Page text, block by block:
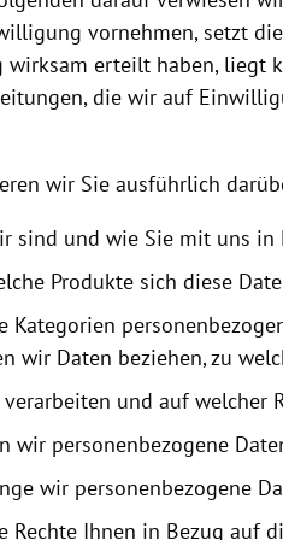
vornehmen, setzt
erteilt haben, liegt
die wir auf
wir Sie ausführlich
sind und wie Sie mit uns in
Produkte sich diese
Kategorien
wir Daten beziehen, zu
verarbeiten und auf welcher
wir personenbezogene
wir personenbezogene
Rechte Ihnen in Bezug auf